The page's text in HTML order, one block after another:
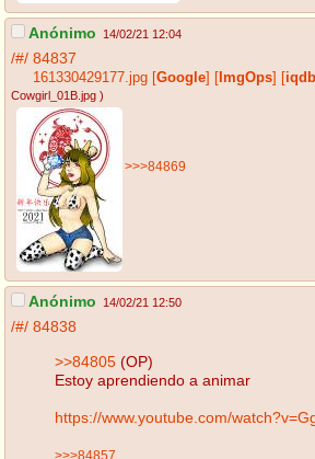
Anónimo 14/02/21 12:04
/#/ 84837
161330429177.jpg Google ImgOps iqdb
Cowgirl_01B.jpg )
>>>84869
Anónimo 14/02/21 12:50
/#/ 84838
>>84805 (OP)
Estoy aprendiendo a animar
https://www.youtube.com/
>>>84857